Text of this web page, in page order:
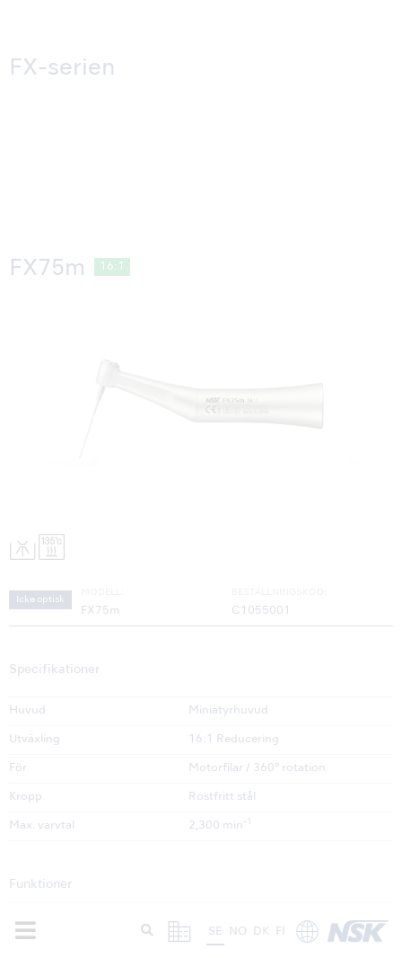
SE NO DK FI
FX-serien
FX75m 16:1
Icke optisk
FX75m C1055001
Specifikationer
Huvud Miniatyrhuvud
Utväxling 16:1 Reducering
För Motorfilar / 360° rotation
Kropp Rostfritt stål
Max. varvtal 2,300 min -1
Funktioner
Push Button Chuck